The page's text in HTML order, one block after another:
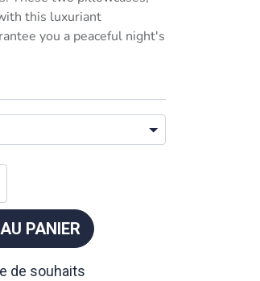
this luxuriant
you a peaceful night's
PANIER
de souhaits